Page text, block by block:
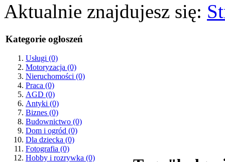
Aktualnie znajdujesz się:
Kategorie ogłoszeń
Usługi (0)
Motoryzacja (0)
Nieruchomości (0)
Praca (0)
AGD (0)
Antyki (0)
Biznes (0)
Budownictwo (0)
Dom i ogród (0)
Dla dziecka (0)
Fotografia (0)
Hobby i rozrywka (0)